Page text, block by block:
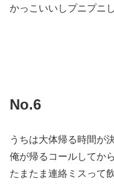
かっこいいしプニプニ
No.6
うちは大体帰る時間が
俺が帰るコールしてか
たまたま連絡ミスって